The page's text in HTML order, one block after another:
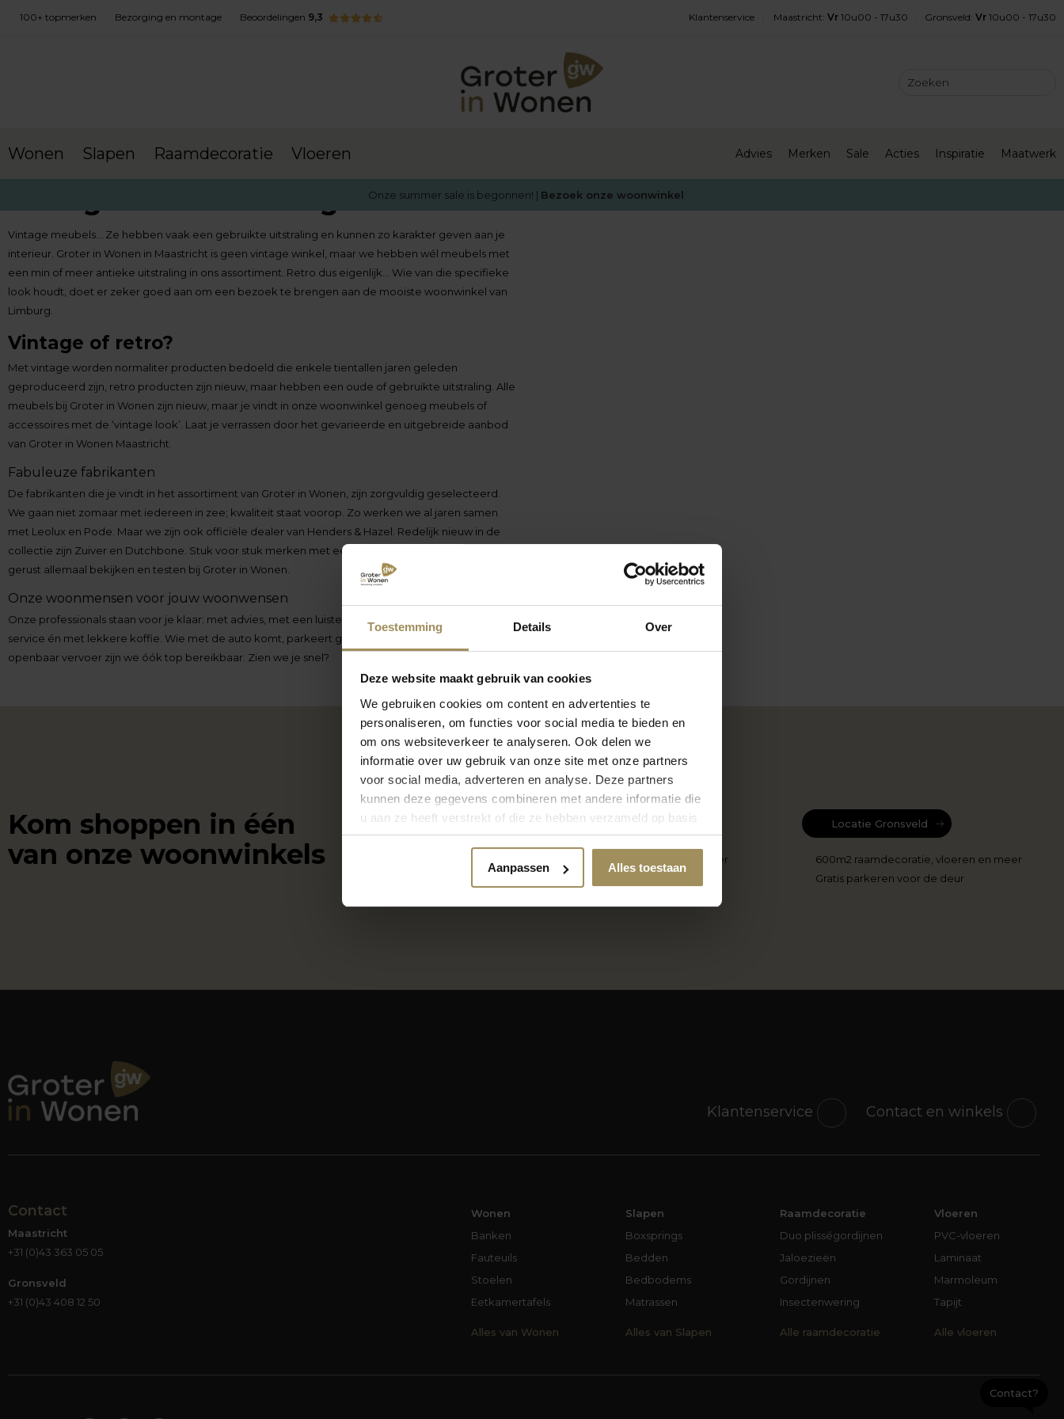
Toestemming Details Over
Deze website maakt gebruik van cookies
We gebruiken cookies om content en advertenties te
personaliseren, om functies voor social media te bieden en
om ons websiteverkeer te analyseren. Ook delen we
informatie over uw gebruik van onze site met onze partners
voor social media, adverteren en analyse. Deze partners
kunnen deze gegevens combineren met andere informatie die
u aan ze heeft verstrekt of die ze hebben verzameld op basis
van uw gebruik van hun services.
Aanpassen Alles toestaan
100+ topmerken Bezorging en montage Beoordelingen 9,3 Klantenservice Maastricht: Vr 10u00 - 17u30 Gronsveld: Vr 10u00 - 17u30
Wonen Slapen Raamdecoratie Vloeren Advies Merken Sale Acties Inspiratie Maatwerk
Onze summer sale is begonnen! | Bezoek onze woonwinkel
Vintage meubels… Ze hebben vaak een gebruikte uitstraling en kunnen zo karakter geven aan je
interieur. Groter in Wonen in Maastricht is geen vintage winkel, maar we hebben wél meubels met
een min of meer antieke uitstraling in ons assortiment. Retro dus eigenlijk… Wie van die specifieke
look houdt, doet er zeker goed aan om een bezoek te brengen aan de mooiste woonwinkel van
Limburg.
Vintage of retro?
Met vintage worden normaliter producten bedoeld die enkele tientallen jaren geleden
geproduceerd zijn, retro producten zijn nieuw, maar hebben een oude of gebruikte uitstraling. Alle
meubels bij Groter in Wonen zijn nieuw, maar je vindt in onze woonwinkel genoeg meubels of
accessoires met de ‘vintage look’. Laat je verrassen door het gevarieerde en uitgebreide aanbod
van Groter in Wonen Maastricht.
Fabuleuze fabrikanten
De fabrikanten die je vindt in het assortiment van Groter in Wonen, zijn zorgvuldig geselecteerd.
We gaan niet zomaar met iedereen in zee; kwaliteit staat voorop. Zo werken we al jaren samen
met Leolux en Pode. Maar we zijn ook officiële dealer van Henders & Hazel. Redelijk nieuw in de
collectie zijn Zuiver en Dutchbone. Stuk voor stuk merken met een eigen stijl en karakter. Kom ze
gerust allemaal bekijken en testen bij Groter in Wonen.
Onze woonmensen voor jouw woonwensen
Onze professionals staan voor je klaar: met advies, met een luisterend oor, met uitstekende
service én met lekkere koffie. Wie met de auto komt, parkeert gratis voor de deur. En met
openbaar vervoer zijn we óók top bereikbaar. Zien we je snel?
Kom shoppen in één
van onze woonwinkels
Locatie Maastricht
6000m2 wonen, slapen en meer
7 dagen per week geopend
Locatie Gronsveld
600m2 raamdecoratie, vloeren en meer
Gratis parkeren voor de deur
Contact en winkels
Klantenservice
Contact
Maastricht
+31 (0)43 363 05 05
Gronsveld
+31 (0)43 408 12 50
Wonen
Banken
Fauteuils
Stoelen
Eetkamertafels
Alles van Wonen
Slapen
Boxsprings
Bedden
Bedbodems
Matrassen
Alles van Slapen
Raamdecoratie
Duo plisségordijnen
Jaloezieën
Gordijnen
Insectenwering
Alle raamdecoratie
Vloeren
PVC-vloeren
Laminaat
Marmoleum
Tapijt
Alle vloeren
Contact?